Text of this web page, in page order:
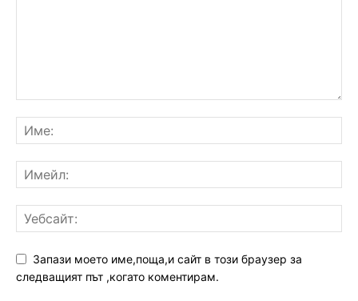
Запази моето име,поща,и сайт в този браузер за
следващият път ,когато коментирам.